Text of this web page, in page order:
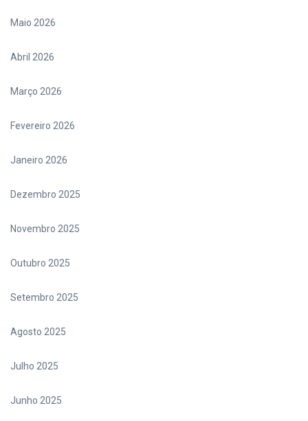
Maio 2026
Abril 2026
Março 2026
Fevereiro 2026
Janeiro 2026
Dezembro 2025
Novembro 2025
Outubro 2025
Setembro 2025
Agosto 2025
Julho 2025
Junho 2025